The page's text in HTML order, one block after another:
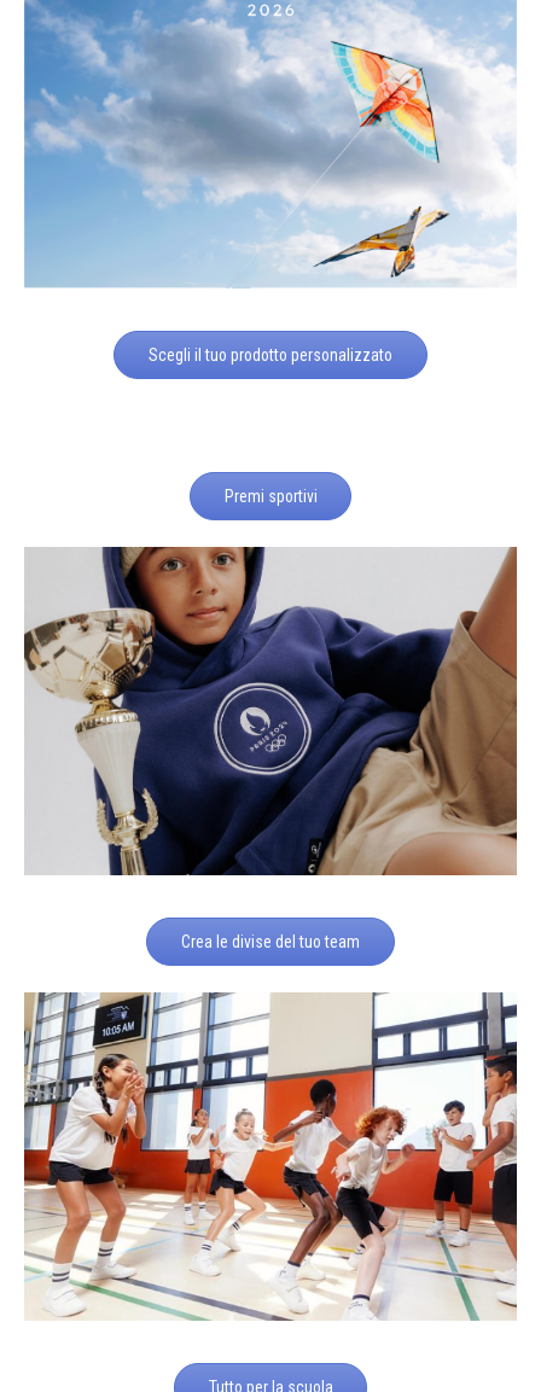
Scegli il tuo prodotto personalizzato
Premi sportivi
Crea le divise del tuo team
Tutto per la scuola